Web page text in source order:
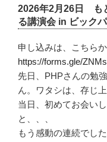
稿
2026年2月26日 も
る講演会 in ビック
申し込みは、こちら
https://forms.gle/
先日、PHPさんの勉
ん。ワタシは、存じ
当日、初めてお会い
と、、、
もう感動の連続でし